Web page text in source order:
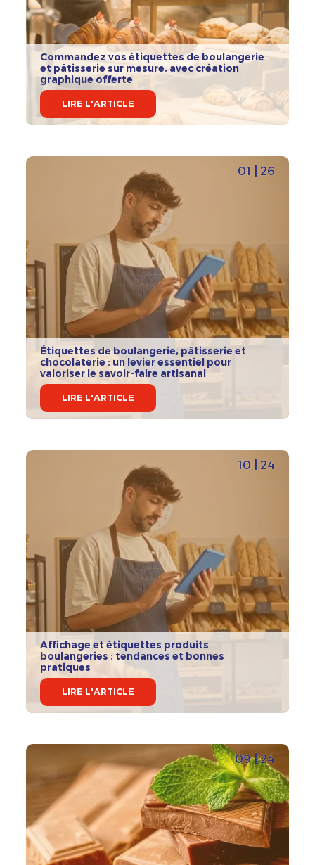
Commandez vos étiquettes de boulangerie
et pâtisserie sur mesure, avec création
graphique offerte
LIRE L'ARTICLE
01 | 26
Étiquettes de boulangerie, pâtisserie et
chocolaterie : un levier essentiel pour
valoriser le savoir-faire artisanal
LIRE L'ARTICLE
10 | 24
Affichage et étiquettes produits
boulangeries : tendances et bonnes
pratiques
LIRE L'ARTICLE
09 | 24